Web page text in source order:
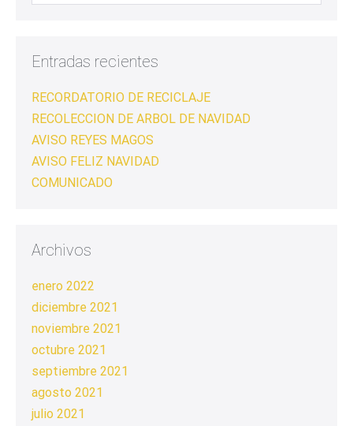
Entradas recientes
RECORDATORIO DE RECICLAJE
RECOLECCION DE ARBOL DE NAVIDAD
AVISO REYES MAGOS
AVISO FELIZ NAVIDAD
COMUNICADO
Archivos
enero 2022
diciembre 2021
noviembre 2021
octubre 2021
septiembre 2021
agosto 2021
julio 2021